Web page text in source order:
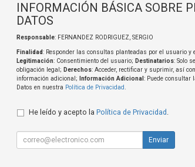
INFORMACIÓN BÁSICA SOBRE
DATOS
Responsable: FERNANDEZ RODRIGUEZ, SERGIO
Finalidad: Responder las consultas planteadas por el usuario
Legitimación: Consentimiento del usuario; Destinatarios: Solo
obligación legal; Derechos: Acceder, rectificar y suprimir, así
información adicional;
Información Adicional : Puede consultar
Datos en nuestra Política de Privacidad.
He leído y acepto la Política de Privacidad .
Enviar